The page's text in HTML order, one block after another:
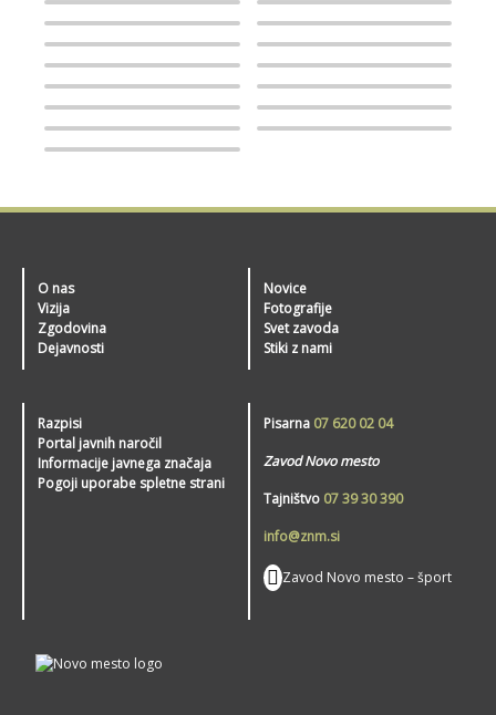
O nas
Vizija
Zgodovina
Dejavnosti
Novice
Fotografije
Svet zavoda
Stiki z nami
Razpisi
Portal javnih naročil
Informacije javnega značaja
Pogoji uporabe spletne strani
Pisarna 07 620 02 04
Zavod Novo mesto
Tajništvo 07 39 30 390
info@znm.si
Zavod Novo mesto – šport